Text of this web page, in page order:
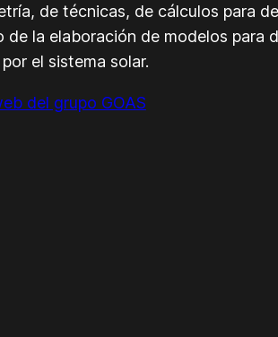
de técnicas, de cálculos para
de la elaboración de modelos para
el sistema solar.
del grupo GOAS